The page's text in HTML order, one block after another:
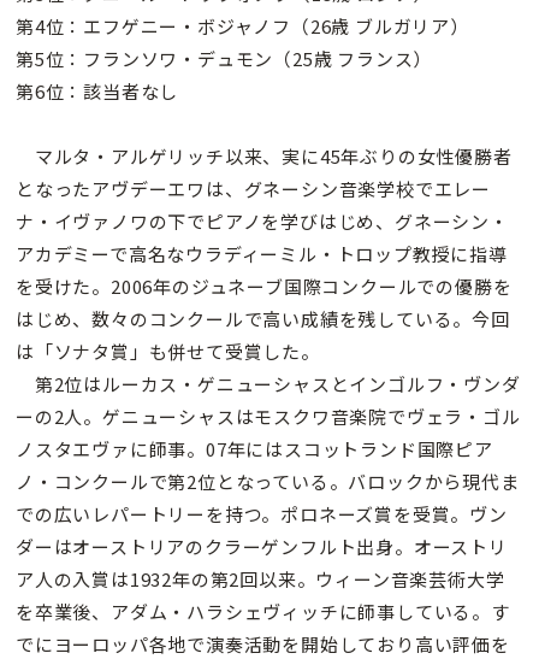
第4位：エフゲニー・ボジャノフ（26歳 ブルガリア）
第5位：フランソワ・デュモン（25歳 フランス）
第6位：該当者なし
マルタ・アルゲリッチ以来、実に45年ぶりの女性優勝者
となったアヴデーエワは、グネーシン音楽学校でエレー
ナ・イヴァノワの下でピアノを学びはじめ、グネーシン・
アカデミーで高名なウラディーミル・トロップ教授に指導
を受けた。2006年のジュネーブ国際コンクールでの優勝を
はじめ、数々のコンクールで高い成績を残している。今回
は「ソナタ賞」も併せて受賞した。
第2位はルーカス・ゲニューシャスとインゴルフ・ヴンダ
ーの2人。ゲニューシャスはモスクワ音楽院でヴェラ・ゴル
ノスタエヴァに師事。07年にはスコットランド国際ピア
ノ・コンクールで第2位となっている。バロックから現代ま
での広いレパートリーを持つ。ポロネーズ賞を受賞。ヴン
ダーはオーストリアのクラーゲンフルト出身。オーストリ
ア人の入賞は1932年の第2回以来。ウィーン音楽芸術大学
を卒業後、アダム・ハラシェヴィッチに師事している。す
でにヨーロッパ各地で演奏活動を開始しており高い評価を